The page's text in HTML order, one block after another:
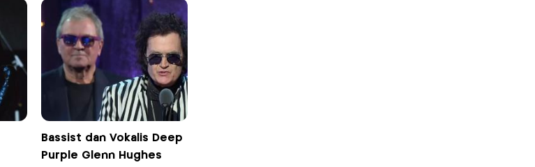
Bassist dan Vokalis Deep
Purple Glenn Hughes